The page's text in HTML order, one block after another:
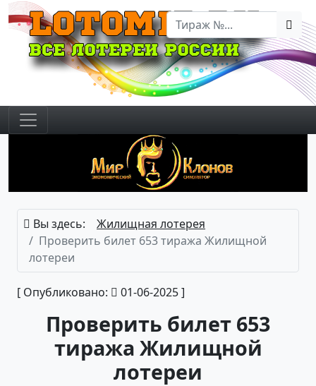
Вы здесь:
Жилищная лотерея
Проверить билет 653 тиража Жилищной
лотереи
[ Опубликовано: 01-06-2025 ]
Проверить билет 653
тиража Жилищной
лотереи